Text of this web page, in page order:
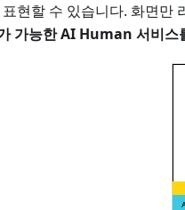
현할 수 있습니다. 화면만
가능한 AI Human 서비스